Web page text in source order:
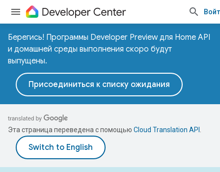
Берегись! Программы Developer Preview для Home API
и домашней среды выполнения скоро будут
выпущены.
Присоединиться к списку ожидания
Эта страница переведена с помощью Cloud Translation API